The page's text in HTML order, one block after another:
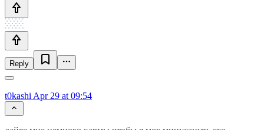
Reply
t0kashi Apr 29 at 09:54